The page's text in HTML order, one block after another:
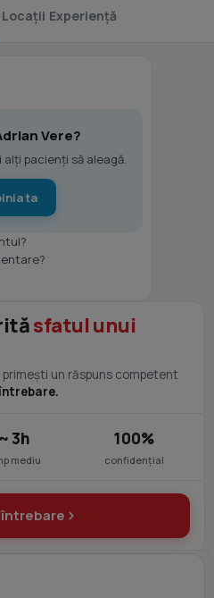
Locații Experiență
Vere?
pacienți să aleagă.
ta
sfatul unui
un răspuns competent
~ 3h
mediu
100%
confidențial
întrebare